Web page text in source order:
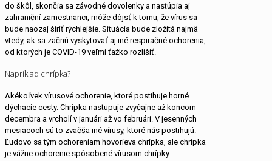
do škôl, skončia sa závodné dovolenky a nastúpia aj
zahraniční zamestnanci, môže dôjsť k tomu, že vírus sa
bude naozaj šíriť rýchlejšie. Situácia bude zložitá najmä
vtedy, ak sa začnú vyskytovať aj iné respiračné ochorenia,
od ktorých je COVID-19 veľmi ťažko rozlíšiť.
Napríklad chrípka?
Akékoľvek vírusové ochorenie, ktoré postihuje horné
dýchacie cesty. Chrípka nastupuje zvyčajne až koncom
decembra a vrcholí v januári až vo februári. V jesenných
mesiacoch sú to zväčša iné vírusy, ktoré nás postihujú.
Ľudovo sa tým ochoreniam hovorieva chrípka, ale chrípka
je vážne ochorenie spôsobené vírusom chrípky.